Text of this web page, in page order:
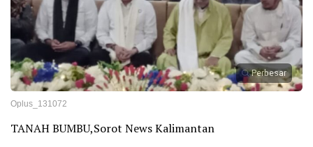
Perbesar
Oplus_131072
TANAH BUMBU,Sorot News Kalimantan